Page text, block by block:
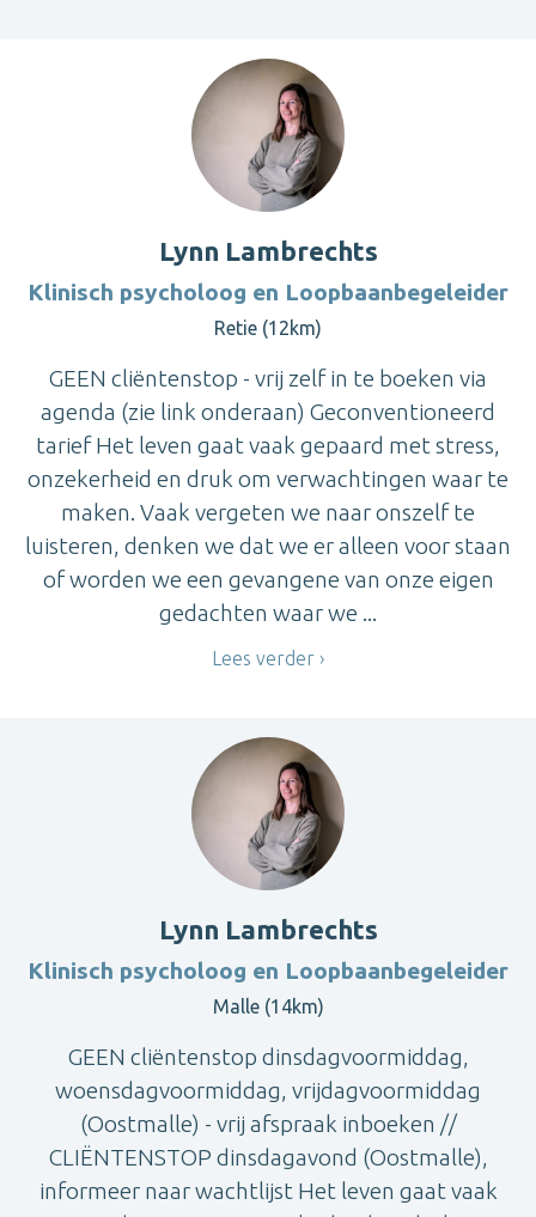
Lynn Lambrechts
Klinisch psycholoog en Loopbaanbegeleider
Retie (12km)
GEEN cliëntenstop - vrij zelf in te boeken via
agenda (zie link onderaan) Geconventioneerd
tarief Het leven gaat vaak gepaard met stress,
onzekerheid en druk om verwachtingen waar te
maken. Vaak vergeten we naar onszelf te
luisteren, denken we dat we er alleen voor staan
of worden we een gevangene van onze eigen
gedachten waar we ...
Lees verder
Lynn Lambrechts
Klinisch psycholoog en Loopbaanbegeleider
Malle (14km)
GEEN cliëntenstop dinsdagvoormiddag,
woensdagvoormiddag, vrijdagvoormiddag
(Oostmalle) - vrij afspraak inboeken //
CLIËNTENSTOP dinsdagavond (Oostmalle),
informeer naar wachtlijst Het leven gaat vaak